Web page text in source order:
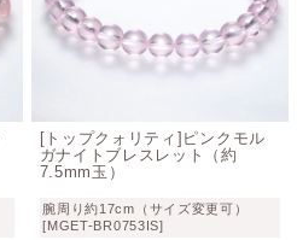
[トップクォリティ]ピンクモル
ガナイトブレスレット（約
7.5mm玉）
腕周り約17cm（サイズ変更可）
[MGET-BR0753IS]